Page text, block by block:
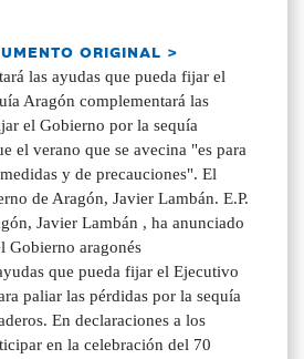
ORIGINAL >
las ayudas que pueda fijar el
Aragón complementará las
el Gobierno por la sequía
el verano que se avecina "es para
y de precauciones". El
de Aragón, Javier Lambán. E.P.
Javier Lambán , ha anunciado
Gobierno aragonés
que pueda fijar el Ejecutivo
paliar las pérdidas por la sequía
En declaraciones a los
en la celebración del 70